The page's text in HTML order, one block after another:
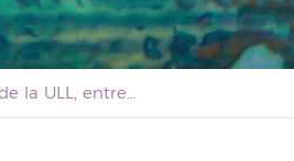
Una alumna de la ULL, entre las 50 mujeres premiadas por Huawei para fomentar las vocaciones STEM